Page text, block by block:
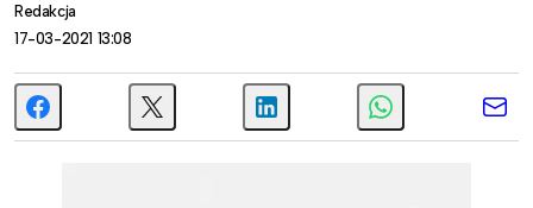
Redakcja
17-03-2021 13:08